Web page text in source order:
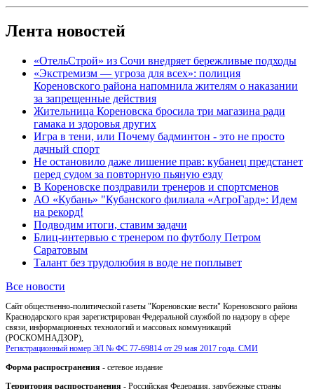
Лента новостей
«ОтельСтрой» из Сочи внедряет бережливые подходы
«Экстремизм — угроза для всех»: полиция
Кореновского района напомнила жителям о наказании
за запрещенные действия
Жительница Кореновска бросила три магазина ради
гамака и здоровья других
Игра в тени, или Почему бадминтон - это не просто
дачный спорт
Не остановило даже лишение прав: кубанец предстанет
перед судом за повторную пьяную езду
В Кореновске поздравили тренеров и спортсменов
АО «Кубань» "Кубанского филиала «АгроГард»: Идем
на рекорд!
Подводим итоги, ставим задачи
Блиц-интервью с тренером по футболу Петром
Саратовым
Талант без трудолюбия в воде не поплывет
Все новости
Сайт общественно-политической газеты "Кореновские вести" Кореновского района
Краснодарского края зарегистрирован Федеральной службой по надзору в сфере
связи, информационных технологий и массовых коммуникаций
(РОСКОМНАДЗОР),
Регистрационный номер ЭЛ № ФС 77-69814 от 29 мая 2017 года. СМИ
Форма распространения - сетевое издание
Территория распространения - Российская Федерация, зарубежные страны